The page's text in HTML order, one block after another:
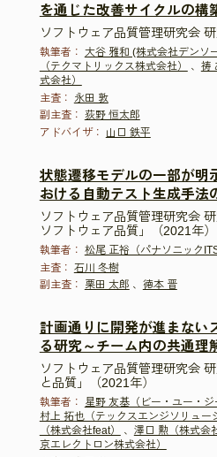
を通じた改善サイクルの構
ソフトウェア品質管理研究会
執筆者： 大谷 雅和 (株式会社デンソ
（テクマトリックス株式会社）
、 祷
式会社）
主査：
永田 敦
副主査： 荻野 恒太郎
アドバイザ：
山口 鉄平
状態遷移モデルの一部が明
おける自動テスト生成手法
ソフトウェア品質管理研究会
ソフトウェア品質」（2021年）
執筆者： 松尾 正裕（パナソニック
主査： 石川 冬樹
副主査：
栗田 太郎 、 徳本 晋
計画通りに開発が進まない
る研究～チーム内の共通理
ソフトウェア品質管理研究会
と品質」（2021年）
執筆者： 星野 友基（ビー・ユー・ジ
村上 拓也（テックスエンジソリュー
（株式会社feat）
、 澤口 勲（株式会
京エレクトロン株式会社）